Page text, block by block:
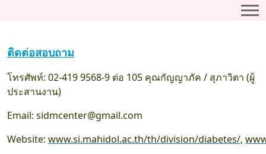
ติดต่อสอบถาม
โทรศัพท์: 02-419 9568-9 ต่อ 105 คุณกัญญาภัค / สุภาวิตา (ผู้
ประสานงาน)
Email: sidmcenter@gmail.com
Website: www.si.mahidol.ac.th/th/division/diabetes/,